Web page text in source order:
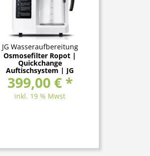
JG Wasseraufbereitung
Osmosefilter Ropot |
Quickchange
Auftischsystem | JG
Elegance 3
399,00 € *
inkl. 19 % Mwst